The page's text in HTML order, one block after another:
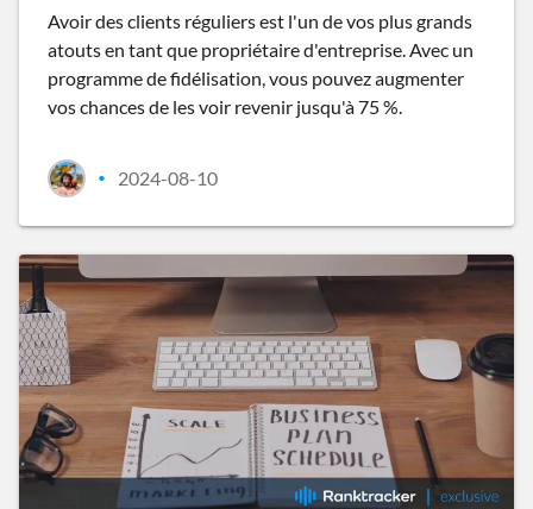
Avoir des clients réguliers est l'un de vos plus grands
atouts en tant que propriétaire d'entreprise. Avec un
programme de fidélisation, vous pouvez augmenter
vos chances de les voir revenir jusqu'à 75 %.
• 2024-08-10